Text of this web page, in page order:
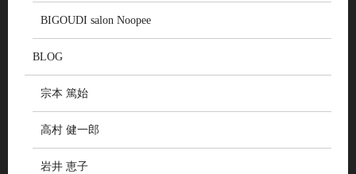
BIGOUDI salon Noopee
BLOG
宗本 篤始
高村 健一郎
岩井 恵子